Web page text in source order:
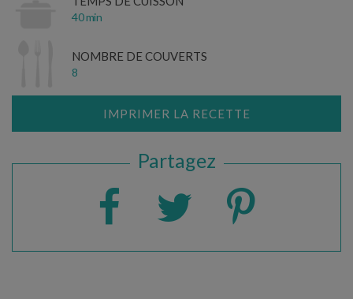
40 min
NOMBRE DE COUVERTS
8
IMPRIMER LA RECETTE
Partagez